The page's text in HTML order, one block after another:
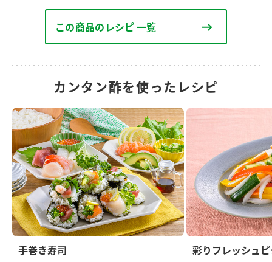
この商品のレシピ 一覧
カンタン酢を使ったレシピ
手巻き寿司 彩りフレッシュ